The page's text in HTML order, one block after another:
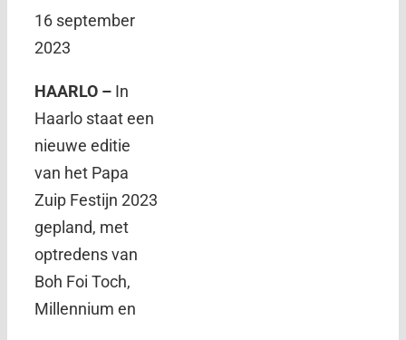
16 september
2023
HAARLO – In
Haarlo staat een
nieuwe editie
van het Papa
Zuip Festijn 2023
gepland, met
optredens van
Boh Foi Toch,
Millennium en